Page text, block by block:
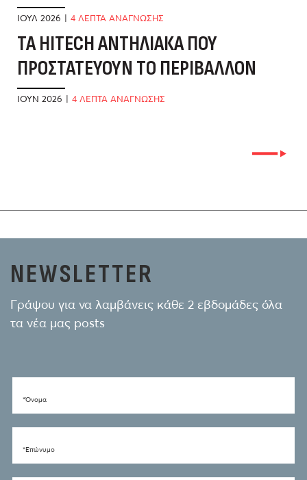
ΙΟΎΛ 2026 | 4 ΛΕΠΤΑ ΑΝΑΓΝΩΣΗΣ
ΤΑ HITECH ΑΝΤΗΛΙΑΚΆ ΠΟΥ
ΠΡΟΣΤΑΤΕΎΟΥΝ ΤΟ ΠΕΡΙΒΆΛΛΟΝ
ΙΟΎΝ 2026 | 4 ΛΕΠΤΑ ΑΝΑΓΝΩΣΗΣ
NEWSLETTER
Γράψου για να λαμβάνεις κάθε 2 εβδομάδες όλα
τα νέα μας posts
*Όνομα
*Eπώνυμο